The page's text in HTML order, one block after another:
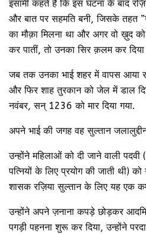
इसामी कहते हैं कि इस घटना के बाद
और बात पर सहमति बनी, जिसके तहत
का मौक़ा मिलना था और अगर वो ख़ुद
कर पातीं, तो उनका सिर क़लम कर दिया
जब तक उनका भाई शहर में वापस आया
और फिर शाह तुरकान को जेल में डाल
नवंबर, सन् 1236 को मार दिया गया.
अपने भाई की जगह वह सुल्तान
उन्होंने महिलाओं को दी जाने वाली पदवी
पत्नियों के लिए प्रयोग की जाती थी)
शासक रज़िया सुल्तान के लिए यह एक
उन्होंने अपने ज़नाना कपड़े छोड़कर
पगड़ी पहनना शुरू कर दिया, उन्होंने